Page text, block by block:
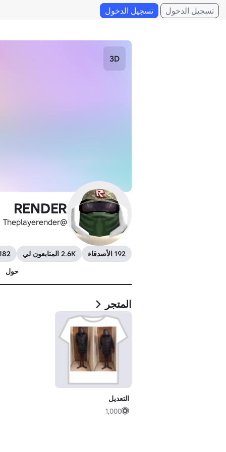
تسجيل الدخول تسجيل الدخول
3D
RENDER
@Theplayerender
192 الأصدقاء 2.6K المتابعون لي
182
حول
المتجر
التعديل
1,000